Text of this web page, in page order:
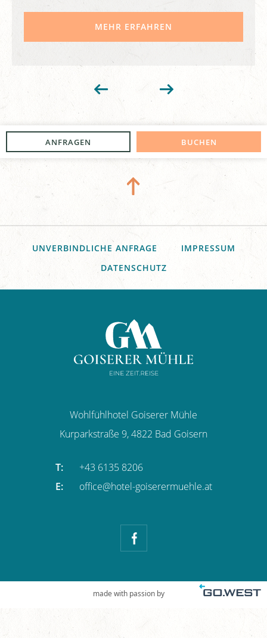
MEHR ERFAHREN
ANFRAGEN BUCHEN
UNVERBINDLICHE ANFRAGE
IMPRESSUM
DATENSCHUTZ
Wohlfühlhotel Goiserer Mühle
Kurparkstraße 9,4822 Bad Goisern
T:
+43 6135 8206
E:
office@hotel-goiserermuehle.at
made with passion by